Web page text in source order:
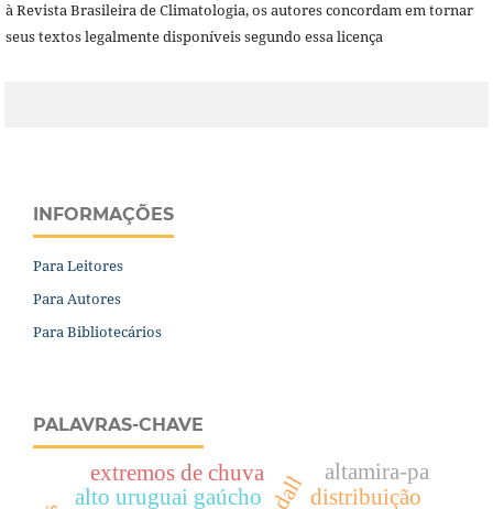
à Revista Brasileira de Climatologia,os autores concordam em tornar
seus textos legalmente disponíveis segundo essa licença
INFORMAÇÕES
Para Leitores
Para Autores
Para Bibliotecários
PALAVRAS-CHAVE
alto uruguai gaúcho distribuição
extremos de chuva altamira-pa